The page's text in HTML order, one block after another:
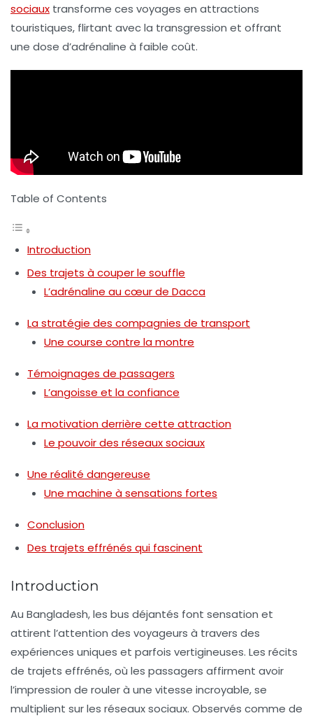
sociaux transforme ces voyages en attractions
touristiques, flirtant avec la transgression et offrant
une dose d’adrénaline à faible coût.
Table of Contents
Introduction
Des trajets à couper le souffle
L’adrénaline au cœur de Dacca
La stratégie des compagnies de transport
Une course contre la montre
Témoignages de passagers
L’angoisse et la confiance
La motivation derrière cette attraction
Le pouvoir des réseaux sociaux
Une réalité dangereuse
Une machine à sensations fortes
Conclusion
Des trajets effrénés qui fascinent
Introduction
Au Bangladesh, les bus déjantés font sensation et
attirent l’attention des voyageurs à travers des
expériences uniques et parfois vertigineuses. Les récits
de trajets effrénés, où les passagers affirment avoir
l’impression de rouler à une vitesse incroyable, se
multiplient sur les réseaux sociaux. Observés comme de